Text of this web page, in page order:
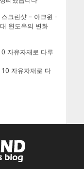
크린샷 – 아크윈 -
윈도우의 변화
자유자재로 다루
자유자재로 다